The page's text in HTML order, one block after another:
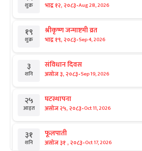
शुक्र भाद्र १२, २०८३-Aug 28, 2026
१९
शुक्र
श्रीकृष्ण जन्माष्टमी व्रत
भाद्र १९, २०८३-Sep 4, 2026
३
शनि
संविधान दिवस
असोज ३, २०८३-Sep 19, 2026
२५
आइत
घटस्थापना
असोज २५, २०८३-Oct 11, 2026
३१
शनि
फूलपाती
असोज ३१ , २०८३-Oct 17, 2026